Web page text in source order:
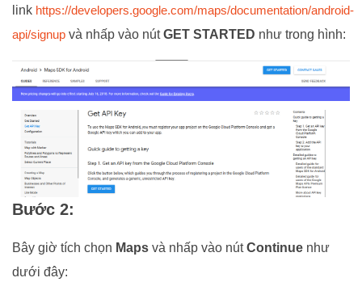
link https://developers.google.com/maps/documentation/android-
api/signup và nhấp vào nútGET STARTED như trong hình:
Bước 2:
Bây giờ tích chọn Maps và nhấp vào nútContinue như
dưới đây: